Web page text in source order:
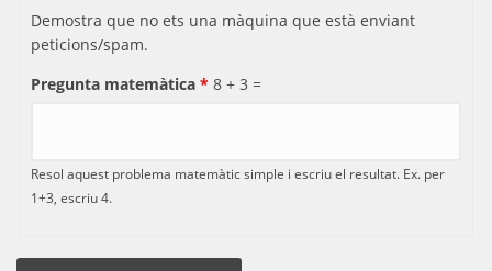
Demostra que no ets una màquina que està enviant
peticions/spam.
Pregunta matemàtica * 8 + 3 =
Resol aquest problema matemàtic simple i escriu el resultat. Ex. per
1+3, escriu 4.